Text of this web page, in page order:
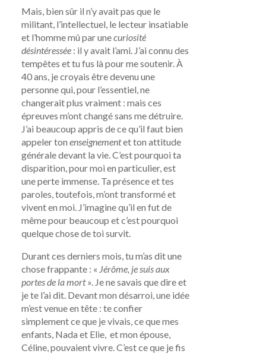
Mais, bien sûr il n’y avait pas que le
militant, l’intellectuel, le lecteur insatiable
et l’homme mû par unecuriosité
désintéressée: il y avait l’ami. J’ai connu des
tempêtes et tu fus là pour me soutenir. À
40 ans, je croyais être devenu une
personne qui, pour l’essentiel, ne
changerait plus vraiment : mais ces
épreuves m’ont changé sans me détruire.
J’ai beaucoup appris de ce qu’il faut bien
appeler ton enseignementet ton attitude
générale devant la vie. C’est pourquoi ta
disparition, pour moi en particulier, est
une perte immense. Ta présence et tes
paroles, toutefois, m’ont transformé et
vivent en moi. J’imagine qu’il en fut de
même pour beaucoup et c’est pourquoi
quelque chose de toi survit.
Durant ces derniers mois, tu m’as dit une
chose frappante : « Jérôme, je suis aux
portes de la mort». Je ne savais que dire et
je te l’ai dit. Devant mon désarroi, une idée
m’est venue en tête : te confier
simplement ce que je vivais, ce que mes
enfants, Nada et Elie, et mon épouse,
Céline, pouvaient vivre. C’est ce que je fis